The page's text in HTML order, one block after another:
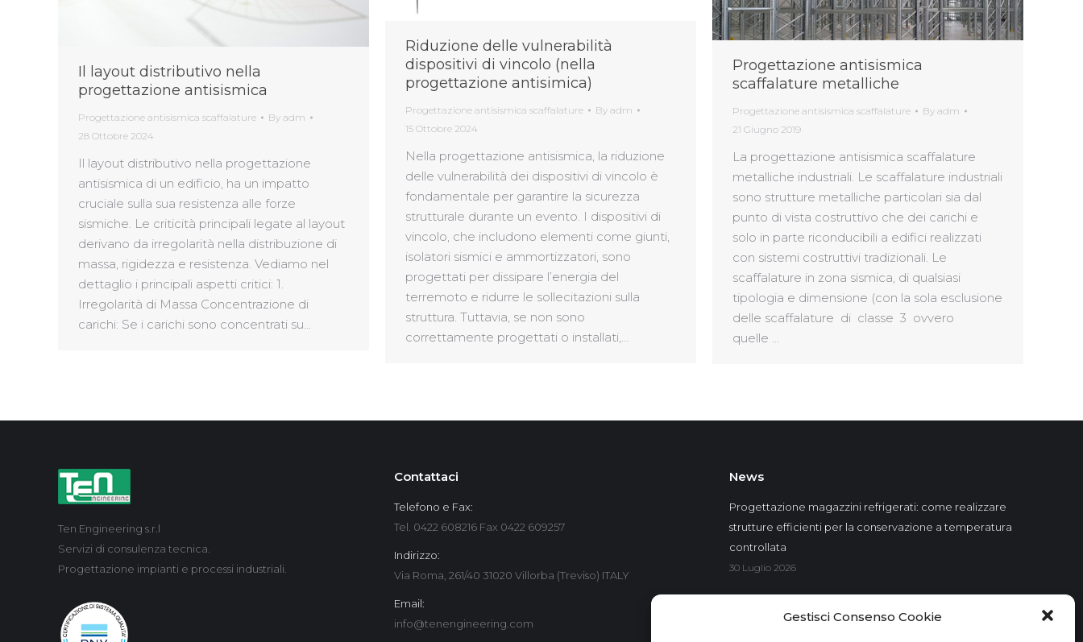
Gestisci Consenso Cookie
Il layout distributivo nella
progettazione antisismica
Progettazione antisismica scaffalature By adm
28 Ottobre 2024
Il layout distributivo nella progettazione
antisismica di un edificio, ha un impatto
cruciale sulla sua resistenza alle forze
sismiche. Le criticità principali legate al layout
derivano da irregolarità nella distribuzione di
massa, rigidezza e resistenza. Vediamo nel
dettaglio i principali aspetti critici: 1.
Irregolarità di Massa Concentrazione di
carichi: Se i carichi sono concentrati su…
Riduzione delle vulnerabilità
dispositivi di vincolo (nella
progettazione antisimica)
Progettazione antisismica scaffalature By adm
15 Ottobre 2024
Nella progettazione antisismica, la riduzione
delle vulnerabilità dei dispositivi di vincolo è
fondamentale per garantire la sicurezza
strutturale durante un evento. I dispositivi di
vincolo, che includono elementi come giunti,
isolatori sismici e ammortizzatori, sono
progettati per dissipare l’energia del
terremoto e ridurre le sollecitazioni sulla
struttura. Tuttavia, se non sono
correttamente progettati o installati,…
Progettazione antisismica
scaffalature metalliche
Progettazione antisismica scaffalature By adm
21 Giugno 2019
La progettazione antisismica scaffalature
metalliche industriali. Le scaffalature industriali
sono strutture metalliche particolari sia dal
punto di vista costruttivo che dei carichi e
solo in parte riconducibili a edifici realizzati
con sistemi costruttivi tradizionali. Le
scaffalature in zona sismica, di qualsiasi
tipologia e dimensione (con la sola esclusione
delle scaffalature di classe 3 ovvero
quelle …
Ten Engineering s.r.l
Servizi di consulenza tecnica.
Progettazione impianti e processi industriali.
Contattaci
Telefono e Fax:
Tel. 0422 608216 Fax 0422 609257
Indirizzo:
Via Roma, 261/40 31020 Villorba (Treviso) ITALY
Email:
info@tenengineering.com
News
Progettazione magazzini refrigerati: come realizzare
strutture efficienti per la conservazione a temperatura
controllata
30 Luglio 2026
20 Luglio 2026